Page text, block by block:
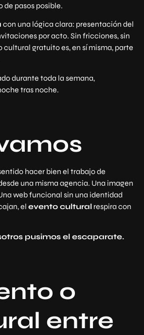
de pasos posible.
con una lógica clara: presentación del
por acto. Sin fricciones, sin
cultural gratuito es, en sí misma, parte
durante toda la semana,
tras noche.
hacer bien el trabajo de
una misma agencia. Una imagen
web funcional sin una identidad
el evento cultural respira con
pusimos el escaparate.
o
entre